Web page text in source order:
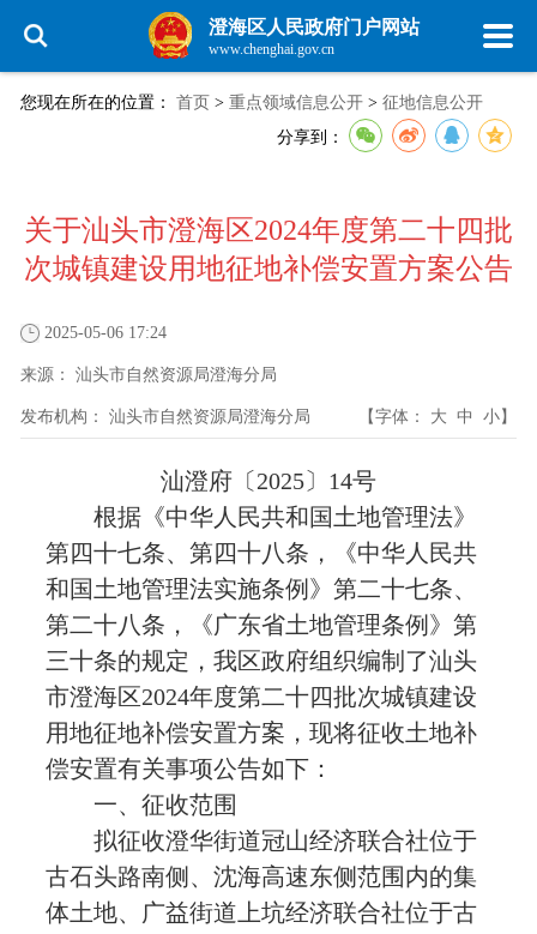
澄海区人民政府门户网站
www.chenghai.gov.cn
您现在所在的位置： 首页 > 重点领域信息公开 > 征地信息公开
分享到：
关于汕头市澄海区2024年度第二十四批
次城镇建设用地征地补偿安置方案公告
2025-05-06 17:24
来源： 汕头市自然资源局澄海分局
发布机构： 汕头市自然资源局澄海分局 【字体： 大 中 小】
汕澄府〔2025〕14号
根据《中华人民共和国土地管理法》
第四十七条、第四十八条，《中华人民共
和国土地管理法实施条例》第二十七条、
第二十八条，《广东省土地管理条例》第
三十条的规定，我区政府组织编制了汕头
市澄海区2024年度第二十四批次城镇建设
用地征地补偿安置方案，现将征收土地补
偿安置有关事项公告如下：
一、征收范围
拟征收澄华街道冠山经济联合社位于
古石头路南侧、沈海高速东侧范围内的集
体土地、广益街道上坑经济联合社位于古